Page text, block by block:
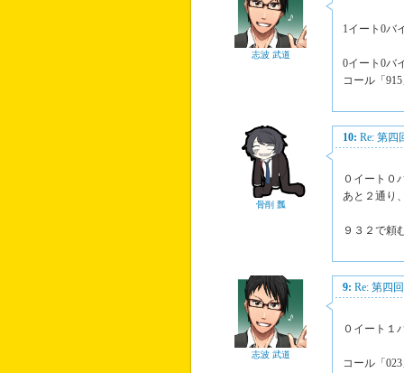
志波 武道
1イート0バ
0イート0バ
コール「
骨削 瓢
10: Re: 第四
０イート０
あと２通り
９３２で頼
志波 武道
9: Re: 第四
０イート１
コール「